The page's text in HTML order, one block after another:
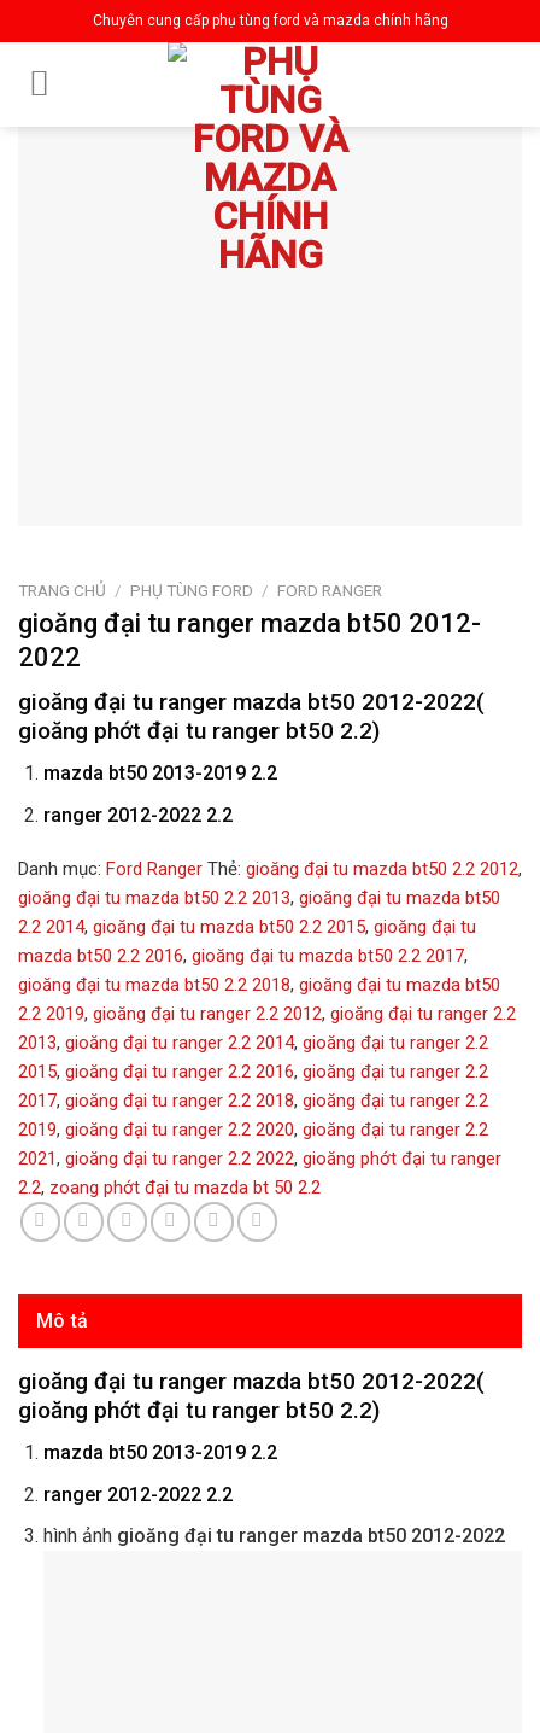
to
content
Chuyên cung cấp phụ tùng ford và mazda chính hãng
TRANG CHỦ / PHỤ TÙNG FORD / FORD RANGER
gioăng đại tu ranger mazda bt50 2012-
2022
gioăng đại tu ranger mazda bt50 2012-2022(
gioăng phớt đại tu ranger bt50 2.2)
mazda bt50 2013-2019 2.2
ranger 2012-2022 2.2
Danh mục: Ford Ranger Thẻ: gioăng đại tu mazda bt50 2.2 2012,
gioăng đại tu mazda bt50 2.2 2013, gioăng đại tu mazda bt50
2.2 2014, gioăng đại tu mazda bt50 2.2 2015, gioăng đại tu
mazda bt50 2.2 2016, gioăng đại tu mazda bt50 2.2 2017,
gioăng đại tu mazda bt50 2.2 2018, gioăng đại tu mazda bt50
2.2 2019, gioăng đại tu ranger 2.2 2012, gioăng đại tu ranger 2.2
2013, gioăng đại tu ranger 2.2 2014, gioăng đại tu ranger 2.2
2015, gioăng đại tu ranger 2.2 2016, gioăng đại tu ranger 2.2
2017, gioăng đại tu ranger 2.2 2018, gioăng đại tu ranger 2.2
2019, gioăng đại tu ranger 2.2 2020, gioăng đại tu ranger 2.2
2021, gioăng đại tu ranger 2.2 2022, gioăng phớt đại tu ranger
2.2, zoang phớt đại tu mazda bt 50 2.2
Mô tả
gioăng đại tu ranger mazda bt50 2012-2022(
gioăng phớt đại tu ranger bt50 2.2)
mazda bt50 2013-2019 2.2
ranger 2012-2022 2.2
hình ảnh gioăng đại tu ranger mazda bt50 2012-2022